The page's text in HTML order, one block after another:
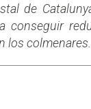
de
conseguir
los colmenares.